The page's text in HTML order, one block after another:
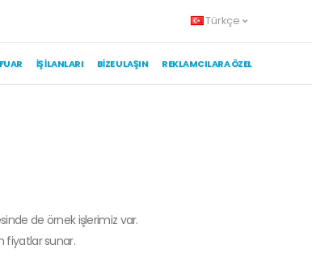
Türkçe
FUAR İŞ İLANLARI BIZE ULAŞIN REKLAMCILARA ÖZEL
de örnek işlerimiz var.
fiyatlar sunar.